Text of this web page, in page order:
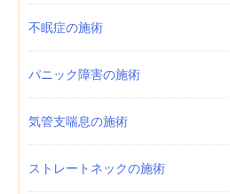
不眠症の施術
パニック障害の施術
気管支喘息の施術
ストレートネックの施術